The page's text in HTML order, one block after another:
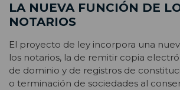
LA NUEVA FUNCIÓN DE
NOTARIOS
El proyecto de ley incorpora una
los notarios, la de remitir copia
de dominio y de registros de
o terminación de sociedades al